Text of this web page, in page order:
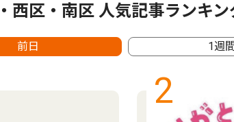
西区・南区 人気記事ランキン
前日 1週
2